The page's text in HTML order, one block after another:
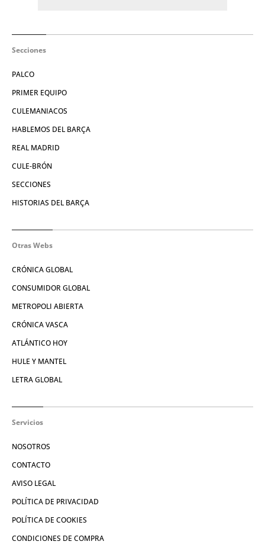
Secciones
PALCO
PRIMER EQUIPO
CULEMANIACOS
HABLEMOS DEL BARÇA
REAL MADRID
CULE-BRÓN
SECCIONES
HISTORIAS DEL BARÇA
Otras Webs
CRÓNICA GLOBAL
CONSUMIDOR GLOBAL
METROPOLI ABIERTA
CRÓNICA VASCA
ATLÁNTICO HOY
HULE Y MANTEL
LETRA GLOBAL
Servicios
NOSOTROS
CONTACTO
AVISO LEGAL
POLÍTICA DE PRIVACIDAD
POLÍTICA DE COOKIES
CONDICIONES DE COMPRA